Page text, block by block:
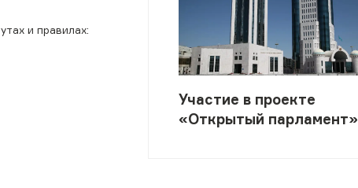
Участие в проекте
«Открытый парламент»
и правилах: